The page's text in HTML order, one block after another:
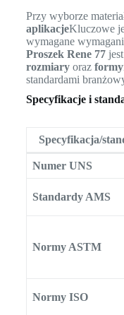
Przy wyborze
aplikacjeKluczowe
wymagane
Proszek Rene 77jest
rozmiaryoraz formy
standardami
Specyfikacje i
Specyfikacja/
Numer UNS
Standardy AMS
Normy ASTM
Normy ISO